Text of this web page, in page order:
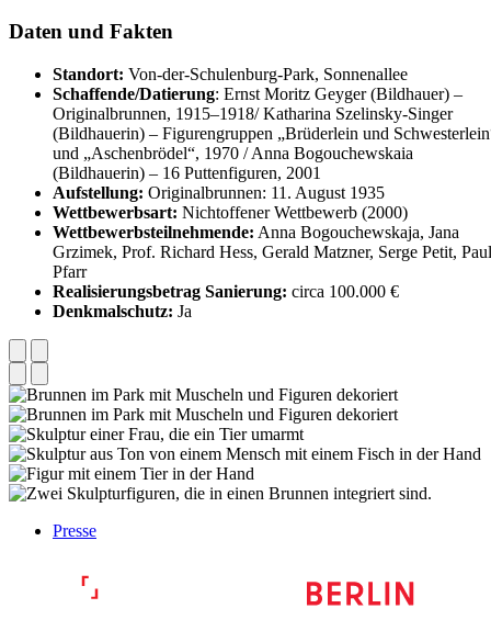
Daten und Fakten
Standort: Von-der-Schulenburg-Park, Sonnenallee
Schaffende/Datierung: Ernst Moritz Geyger (Bildhauer) –
Originalbrunnen, 1915–1918/ Katharina Szelinsky-Singer
(Bildhauerin) – Figurengruppen „Brüderlein und
und „Aschenbrödel“, 1970 / Anna Bogouchewskaia
(Bildhauerin) – 16 Puttenfiguren, 2001
Aufstellung: Originalbrunnen: 11. August 1935
Wettbewerbsart: Nichtoffener Wettbewerb (2000)
Wettbewerbsteilnehmende: Anna Bogouchewskaja, Jana
Grzimek, Prof. Richard Hess, Gerald Matzner, Serge Petit, Paul
Pfarr
Realisierungsbetrag Sanierung: circa 100.000 €
Denkmalschutz: Ja
Presse